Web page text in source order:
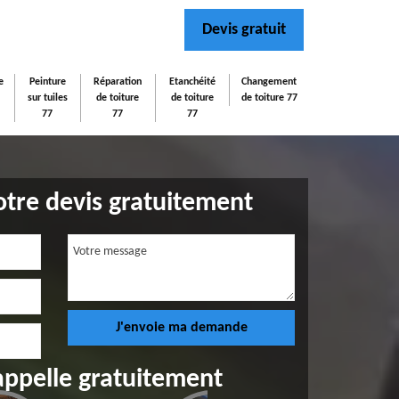
Devis gratuit
Peinture
sur tuiles
77
Réparation
de toiture
77
Etanchéité
de toiture
77
Changement
de toiture 77
devis gratuitement
gratuitement